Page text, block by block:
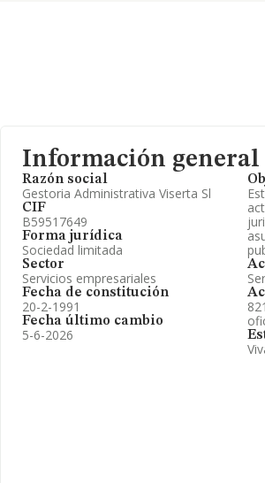
Información general
Razón social
Gestoria Administrativa Viserta Sl
CIF
B59517649
Forma jurídica
Sociedad limitada
Sector
Servicios empresariales
Fecha de constitución
20-2-1991
Fecha último cambio
5-6-2026